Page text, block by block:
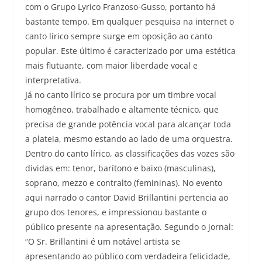
com o Grupo Lyrico Franzoso-Gusso, portanto há
bastante tempo. Em qualquer pesquisa na internet o
canto lírico sempre surge em oposição ao canto
popular. Este último é caracterizado por uma estética
mais flutuante, com maior liberdade vocal e
interpretativa.
Já no canto lírico se procura por um timbre vocal
homogêneo, trabalhado e altamente técnico, que
precisa de grande potência vocal para alcançar toda
a plateia, mesmo estando ao lado de uma orquestra.
Dentro do canto lírico, as classificações das vozes são
dividas em: tenor, barítono e baixo (masculinas),
soprano, mezzo e contralto (femininas). No evento
aqui narrado o cantor David Brillantini pertencia ao
grupo dos tenores, e impressionou bastante o
público presente na apresentação. Segundo o jornal:
“O Sr. Brillantini é um notável artista se
apresentando ao público com verdadeira felicidade,